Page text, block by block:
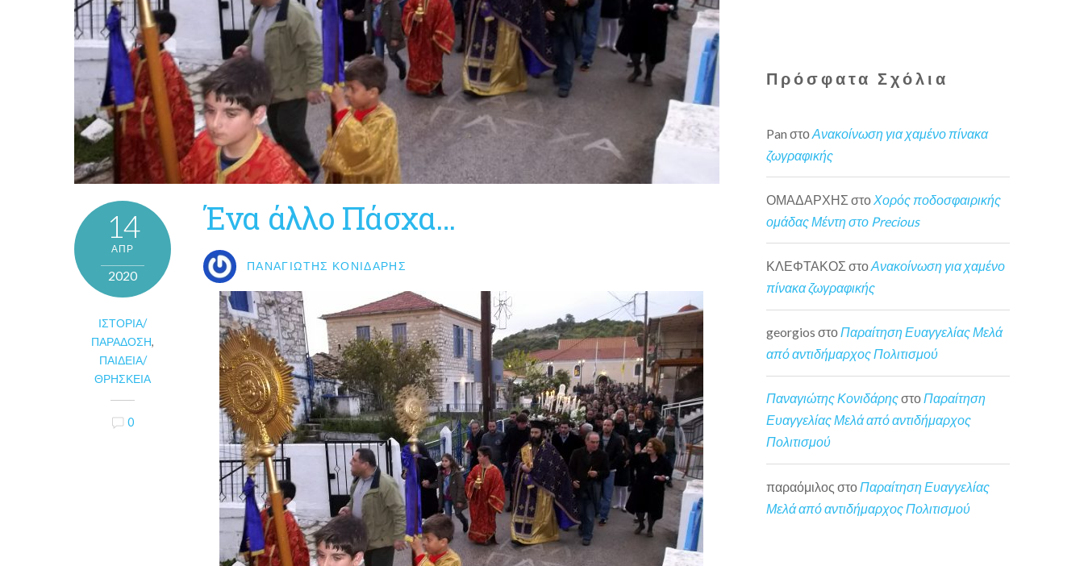
14
ΑΠΡ
2020
ΙΣΤΟΡΊΑ/
ΠΑΡΆΔΟΣΗ,
ΠΑΙΔΕΊΑ/
ΘΡΗΣΚΕΊΑ
0
Ένα άλλο Πάσχα…
ΠΑΝΑΓΙΏΤΗΣ ΚΟΝΙΔΆΡΗΣ
Πρόσφατα Σχόλια
Pan στοΑνακοίνωση για χαμένο πίνακα
ζωγραφικής
ΟΜΑΔΑΡΧΗΣ στο Χορός ποδοσφαιρικής
ομάδας Μέντη στο Precious
ΚΛΕΦΤΑΚΟΣ στοΑνακοίνωση για χαμένο
πίνακα ζωγραφικής
georgios στοΠαραίτηση Ευαγγελίας Μελά
από αντιδήμαρχος Πολιτισμού
Παναγιώτης ΚονιδάρηςστοΠαραίτηση
Ευαγγελίας Μελά από αντιδήμαρχος
Πολιτισμού
παραόμιλος στο Παραίτηση Ευαγγελίας
Μελά από αντιδήμαρχος Πολιτισμού